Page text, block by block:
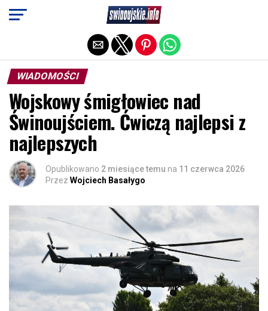
WIADOMOŚCI
Wojskowy śmigłowiec nad
Świnoujściem. Ćwiczą najlepsi z
najlepszych
Opublikowano 2 miesiące temu na 11 czerwca 2026
Przez Wojciech Basałygo
Exit mobile version